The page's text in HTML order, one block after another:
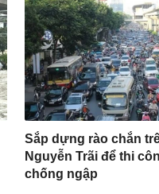
Sắp dựng rào chắn
Nguyễn Trãi để thi
chống ngập